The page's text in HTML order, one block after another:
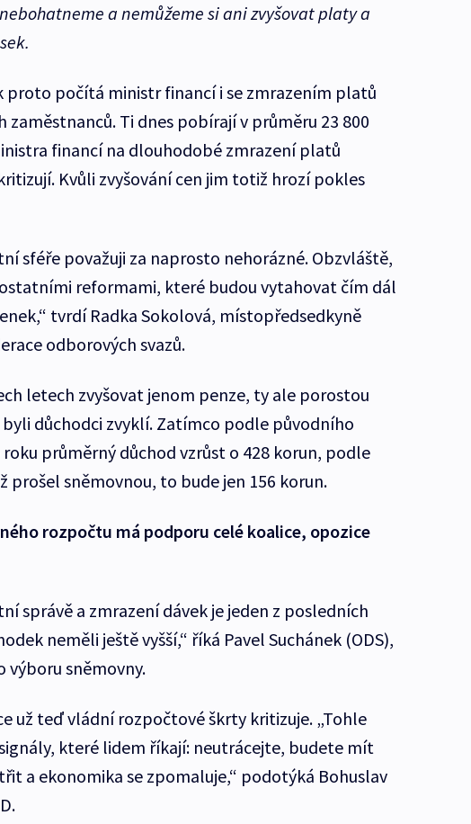
a nemůžeme si ani zvyšovat platy a
proto počítá ministr financí i se zmrazením platů
zaměstnanců. Ti dnes pobírají v průměru 23 800
financí na dlouhodobé zmrazení platů
Kvůli zvyšování cen jim totiž hrozí pokles
sféře považuji za naprosto nehorázné. Obzvláště,
reformami, které budou vytahovat čím dál
tvrdí Radka Sokolová, místopředsedkyně
odborových svazů.
letech zvyšovat jenom penze, ty ale porostou
důchodci zvyklí. Zatímco podle původního
průměrný důchod vzrůst o 428 korun, podle
prošel sněmovnou, to bude jen 156 korun.
rozpočtu má podporu celé koalice, opozice
správě a zmrazení dávek je jeden z posledních
neměli ještě vyšší,“ říká Pavel Suchánek (ODS),
výboru sněmovny.
už teď vládní rozpočtové škrty kritizuje. „Tohle
které lidem říkají: neutrácejte, budete mít
a ekonomika se zpomaluje,“ podotýká Bohuslav